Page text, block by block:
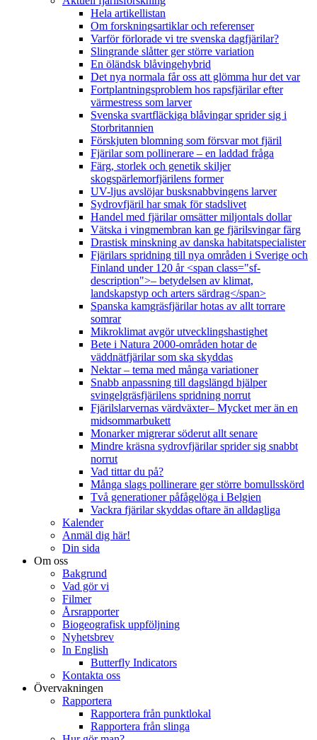
Hela artikellistan
Om forskningsartiklar och referenser
Varför förlorade vi tre svenska dagfjärilar?
Slingrande slåtter ger större variation
En öländsk blåvingehybrid
Det nya normala får oss att glömma hur det var
Fortplantningsproblem hos rapsfjärilar efter
värmestress som larver
Svenska svartfläckiga blåvingar sprider sig i
Storbritannien
Förskjuten blomning som försvar mot fjäril
Fjärilar som pollinerare – en laddad fråga
Färg, storlek och genetik skiljer
skogspärlemorfjärilens former
UV-ljus avslöjar busksnabbvingens larver
Sydrovfjäril har smak för stadslivet
Handel med fjärilar omsätter miljontals dollar
Vätska i vingmembran kan ge fjärilsvingar färg
Drastisk minskning av danska habitatspecialister
Fjärilars spridning till nya områden i Sverige och
Finland under 120 år <span class="sf-
description">– betydelsen av klimat,
landskapstyp och arters särdrag</span>
Spanska kamgräsfjärilar hotas av allt torrare
somrar
Mikroklimat avgör utvecklingshastighet
Bete i Natura 2000-områden hotar de
väddnätfjärilar som ska skyddas
Nektar – tema med många variationer
Snabb anpassning till dagslängd hjälper
svingelgräsfjärilens spridning norrut
Fjärilslarvernas värdväxter– Mycket mer än en
midsommarbukett
Monarker migrerar söderut allt senare
Mindre kräsna sydrovfjärilar sprider sig snabbt
norrut
Vad tittar du på?
Många slags pollinerare ger större bomullsskörd
Två generationer påfågelöga i Belgien
Vackra fjärilar skyddas oftare än alldagliga
Kalender
Anmäl dig här!
Din sida
Om oss
Bakgrund
Vad gör vi
Filmer
Årsrapporter
Biogeografisk uppföljning
Nyhetsbrev
In English
Butterfly Indicators
Kontakta oss
Övervakningen
Rapportera
Rapportera från punktlokal
Rapportera från slinga